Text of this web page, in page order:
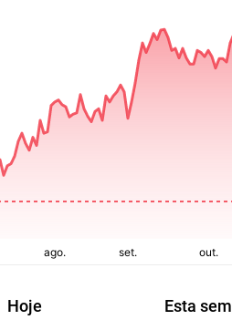
Hoje Esta